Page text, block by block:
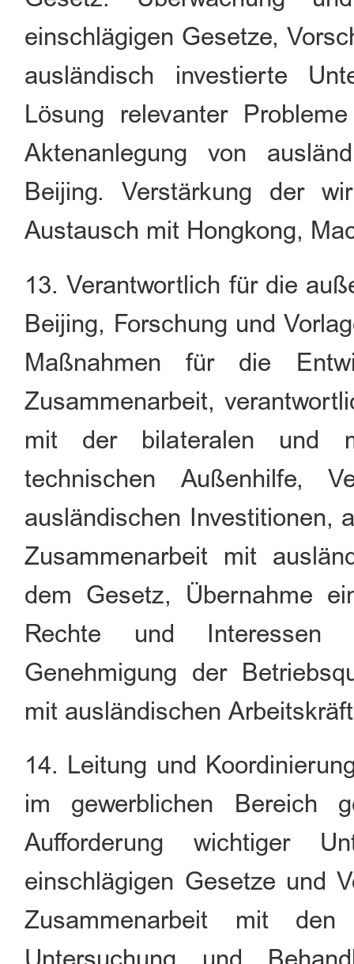
einschlägigen Gesetze,
ausländisch investierte
Lösung relevanter
Aktenanlegung von
Beijing. Verstärkung der
Austausch mit Hongkong,
13. Verantwortlich für die
Beijing, Forschung und
Maßnahmen für die
Zusammenarbeit,
mit der bilateralen und
technischen Außenhilfe,
ausländischen Investitionen,
Zusammenarbeit mit
dem Gesetz, Übernahme
Rechte und Interessen
Genehmigung der
mit ausländischen
14. Leitung und
im gewerblichen Bereich
Aufforderung wichtiger
einschlägigen Gesetze und
Zusammenarbeit mit